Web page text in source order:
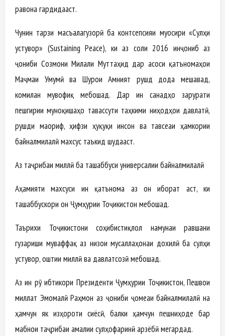
равона гардидааст.
Чунин тарзи масъалагузорӣ ба контсепсияи муосири «Сулҳи
устувор» (Sustaining Peace), ки аз соли 2016 инҷониб аз
ҷониби Созмони Милали Муттаҳид дар асоси қатъномаҳои
Маҷмаи Умумӣ ва Шурои Амният рушд дода мешавад,
комилан мувофиқ мебошад. Дар ин санадҳо зарурати
пешгирии муноқишаҳо тавассути таҳкими ниҳодҳои давлатӣ,
рушди маориф, ҳифзи ҳуқуқи инсон ва тавсеаи ҳамкории
байналмилалӣ махсус таъкид шудааст.
Аз таҷрибаи миллӣ ба ташаббуси универсалии байналмилалӣ
Аҳамияти махсуси ин қатънома аз он иборат аст, ки
ташаббускори он Ҷумҳурии Тоҷикистон мебошад.
Таърихи Тоҷикистони соҳибистиқлол намунаи равшани
гузариши муваффақ аз низои мусаллаҳонаи дохилӣ ба сулҳи
устувор, оштии миллӣ ва давлатсозӣ мебошад.
Аз ин рӯ ибтикори Президенти Ҷумҳурии Тоҷикистон, Пешвои
миллат Эмомалӣ Раҳмон аз ҷониби ҷомеаи байналмилалӣ на
ҳамчун як изҳороти сиёсӣ, балки ҳамчун пешниҳоде бар
мабнои таҷрибаи амалии сулҳофаринӣ арзёбӣ мегардад.